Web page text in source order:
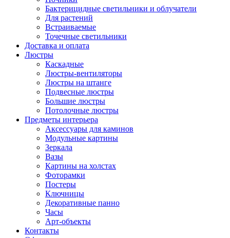
Бактерицидные светильники и облучатели
Для растений
Встраиваемые
Точечные светильники
Доставка и оплата
Люстры
Каскадные
Люстры-вентиляторы
Люстры на штанге
Подвесные люстры
Большие люстры
Потолочные люстры
Предметы интерьера
Аксессуары для каминов
Модульные картины
Зеркала
Вазы
Картины на холстах
Фоторамки
Постеры
Ключницы
Декоративные панно
Часы
Арт-объекты
Контакты